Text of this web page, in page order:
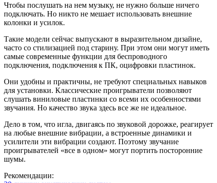
Чтобы послушать на нем музыку, не нужно больше ничего
подключать. Но никто не мешает использовать внешние
колонки и усилок.
Такие модели сейчас выпускают в выразительном дизайне,
часто со стилизацией под старину. При этом они могут иметь
самые современные функции для беспроводного
подключения, подключения к ПК, оцифровки пластинок.
Они удобны и практичны, не требуют специальных навыков
для установки. Классические проигрыватели позволяют
слушать виниловые пластинки со всеми их особенностями
звучания. Но качество звука здесь все же не идеальное.
Дело в том, что игла, двигаясь по звуковой дорожке, реагирует
на любые внешние вибрации, а встроенные динамики и
усилители эти вибрации создают. Поэтому звучание
проигрывателей «все в одном» могут портить посторонние
шумы.
Рекомендации: